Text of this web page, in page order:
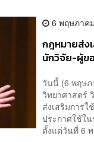
6 พฤษภาค
กฎหมายส่ง
นักวิจัย-ผู้ข
วันนี้ (6 พฤษภ
วิทยาศาสตร์
ส่งเสริมการ
ประกาศใช้ใ
ตั้งแต่วันที่ 6